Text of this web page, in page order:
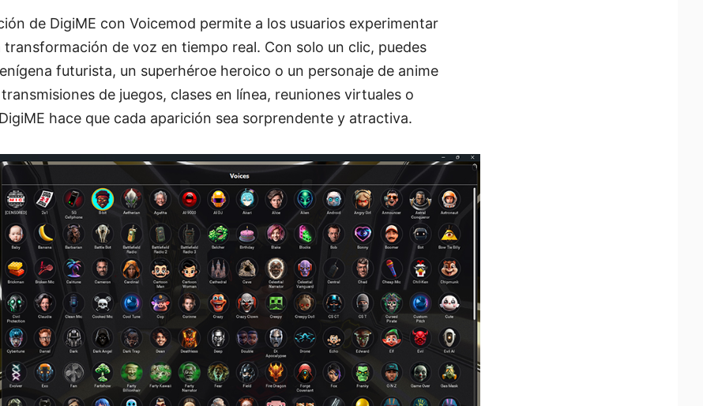
de DigiME con Voicemod permite a los usuarios experimentar
de voz en tiempo real. Con solo un clic, puedes
futurista, un superhéroe heroico o un personaje de anime
de juegos, clases en línea, reuniones virtuales o
hace que cada aparición sea sorprendente y atractiva.